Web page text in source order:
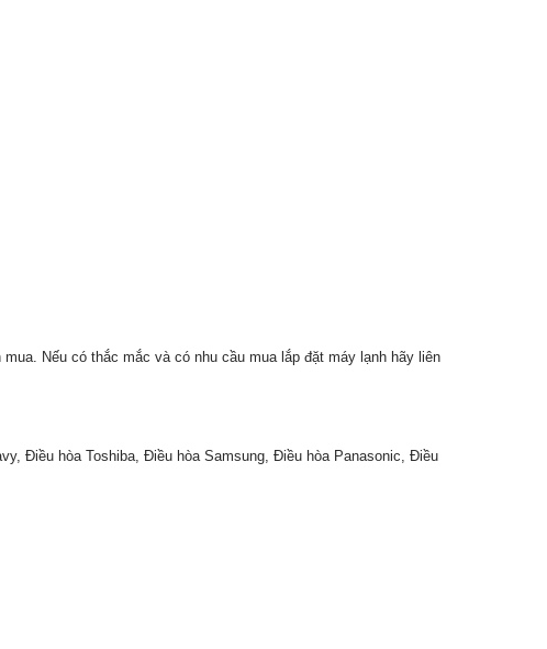
Nếu có thắc mắc và có nhu cầu mua lắp đặt máy lạnh hãy liên
Điều hòa Toshiba, Điều hòa Samsung, Điều hòa Panasonic, Điều